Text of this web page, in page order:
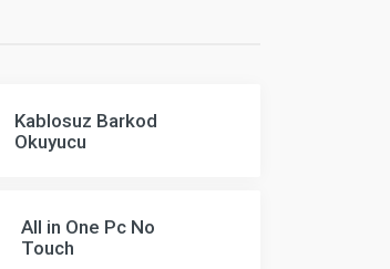
Kablosuz Barkod
Okuyucu
All in One Pc No
Touch